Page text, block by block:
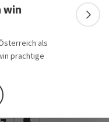
win
als
prachtige